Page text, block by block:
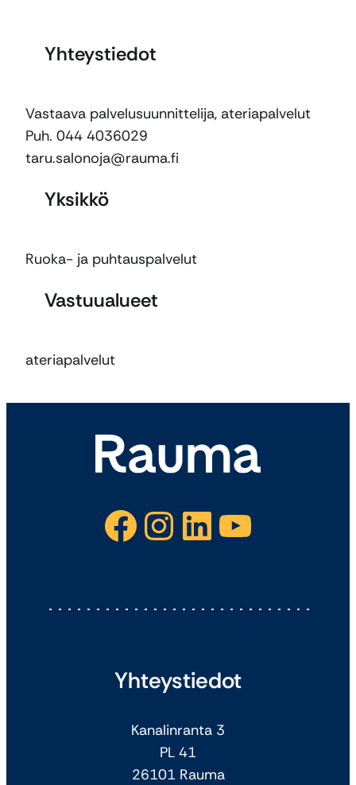
Yhteystiedot
Vastaava palvelusuunnittelija, ateriapalvelut
Puh. 044 4036029
taru.salonoja@rauma.fi
Yksikkö
Ruoka- ja puhtauspalvelut
Vastuualueet
ateriapalvelut
Facebook Instagram LinkedIn YouTube
Yhteystiedot
Kanalinranta 3
PL 41
26101 Rauma